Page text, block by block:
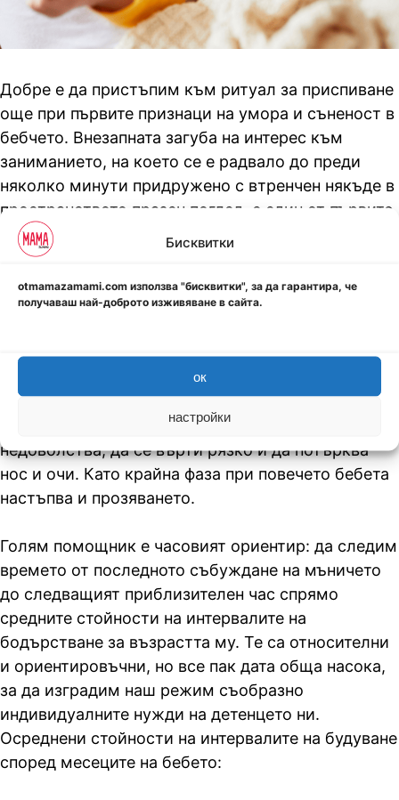
Бисквитки
otmamazamami.com използва "бисквитки", за да гарантира, че
получаваш най-доброто изживяване в сайта.
ок
настройки
Добре е да пристъпим към ритуал за приспиване
още при първите признаци на умора и съненост в
бебчето. Внезапната загуба на интерес към
заниманието, на което се е радвало до преди
няколко минути придружено с втренчен някъде в
пространството празен поглед, е един от първите
възможни показатели за наближаващият удачен
момент за приспиване на мъничето. Възможно е
от весела игра, да премине необяснимо към
раздразнение, плачливост и мрънкане, което
порозовяване (зачервяване) в областта на
веждите. Ако неволно тези етапи останат
незабелязани от родителското ни внимание,
последващо бебчето започва по-настойчиво да
недоволства, да се върти рязко и да потърква
нос и очи. Като крайна фаза при повечето бебета
настъпва и прозяването.
Голям помощник е часовият ориентир: да следим
времето от последното събуждане на мъничето
до следващият приблизителен час спрямо
средните стойности на интервалите на
бодърстване за възрастта му. Те са относителни
и ориентировъчни, но все пак дата обща насока,
за да изградим наш режим съобразно
индивидуалните нужди на детенцето ни.
Осреднени стойности на интервалите на будуване
според месеците на бебето: